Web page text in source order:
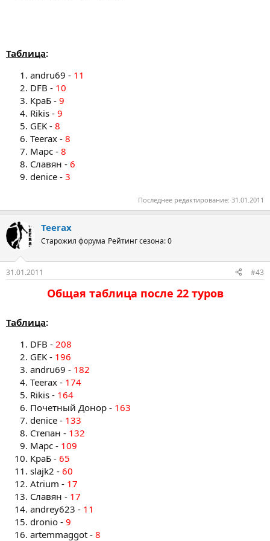
Таблица:
andru69 - 11
DFB - 10
КраБ - 9
Rikis - 9
GEK - 8
Teerax - 8
Марс - 8
Славян - 6
denice - 3
Последнее редактирование: 31.01.2011
Teerax
Старожил форума Рейтинг сезона: 0
31.01.2011 #43
Общая таблица после 22 туров​
Таблица:
DFB - 208
GEK - 196
andru69 - 182
Teerax - 174
Rikis - 164
Почетный Донор - 163
denice - 133
Степан - 132
Марс - 109
КраБ - 65
slajk2 - 60
Atrium - 17
Славян - 17
andrey623 - 11
dronio - 9
artemmaggot - 8